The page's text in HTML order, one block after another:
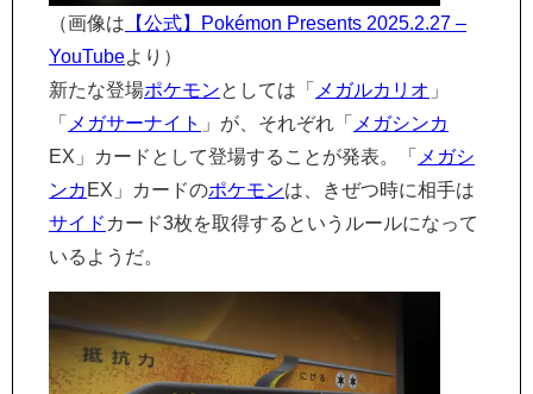
（画像は 【公式】Pokémon Presents 2025.2.27 –
YouTube より）
新たな登場ポケモン としては「 メガルカリオ 」
「
メガサーナイト 」が、それぞれ「
メガシンカ
EX」カードとして登場することが発表。「
メガシ
ンカ EX」カードのポケモンは、きぜつ時に相手は
サイド カード3枚を取得するというルールになって
いるようだ。